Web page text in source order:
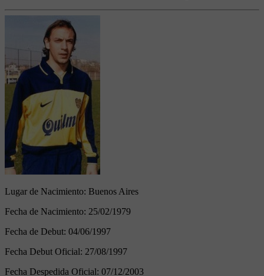
Lugar de Nacimiento: Buenos Aires
Fecha de Nacimiento: 25/02/1979
Fecha de Debut: 04/06/1997
Fecha Debut Oficial: 27/08/1997
Fecha Despedida Oficial: 07/12/2003